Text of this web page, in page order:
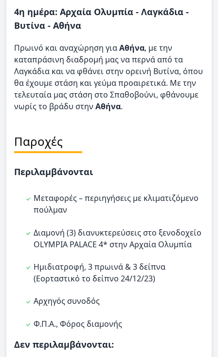
4η ημέρα: Αρχαία Ολυμπία - Λαγκάδια -
Βυτίνα - Αθήνα
Πρωινό και αναχώρηση γιαΑθήνα, με την
καταπράσινη διαδρομή μας να περνά από τα
Λαγκάδια και να φθάνει στην ορεινή Βυτίνα, όπου
θα έχουμε στάση και γεύμα προαιρετικά. Με την
τελευταία μας στάση στο Σπαθοβούνι, φθάνουμε
νωρίς το βράδυ στην Αθήνα.
Παροχές
Περιλαμβάνονται
Μεταφορές – περιηγήσεις με κλιματιζόμενο
πούλμαν
Διαμονή (3) διανυκτερεύσεις στο ξενοδοχείο
OLYMPIA PALACE 4* στην Αρχαία Ολυμπία
Ημιδιατροφή, 3 πρωινά & 3 δείπνα
(Εορταστικό το δείπνο 24/12/23)
Αρχηγός συνοδός
Φ.Π.Α., Φόρος διαμονής
Δεν περιλαμβάνονται: